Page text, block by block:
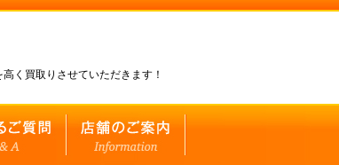
く買取りさせていただきます！